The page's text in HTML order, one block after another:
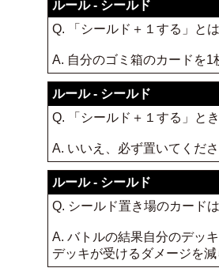
ルール - シールド
Q. 「シールド＋１する」と
A. 自分のゴミ箱のカードを
ルール - シールド
Q. 「シールド＋１する」と
A. いいえ、必ず置いてくださ
ルール - シールド
Q. シールド置き場のカード
A. バトルの結果自分のデッ
デッキが受けるダメージを減